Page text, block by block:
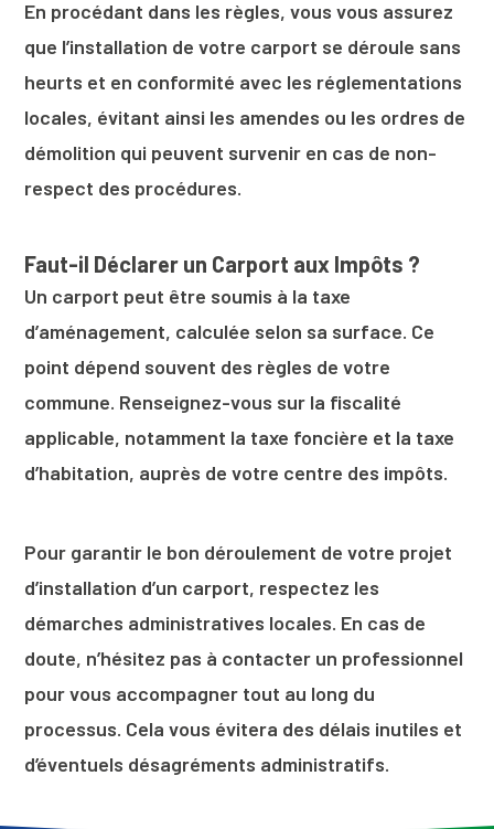
En procédant dans les règles, vous vous assurez
que l’installation de votre carport se déroule sans
heurts et en conformité avec les réglementations
locales, évitant ainsi les amendes ou les ordres de
démolition qui peuvent survenir en cas de non-
respect des procédures.
Faut-il Déclarer un Carport aux Impôts ?
Un carport peut être soumis à la taxe
d’aménagement, calculée selon sa surface. Ce
point dépend souvent des règles de votre
commune. Renseignez-vous sur la fiscalité
applicable, notamment la taxe foncière et la taxe
d’habitation, auprès de votre centre des impôts.
Pour garantir le bon déroulement de votre projet
d’installation d’un carport, respectez les
démarches administratives locales. En cas de
doute, n’hésitez pas à contacter un professionnel
pour vous accompagner tout au long du
processus. Cela vous évitera des délais inutiles et
d’éventuels désagréments administratifs.